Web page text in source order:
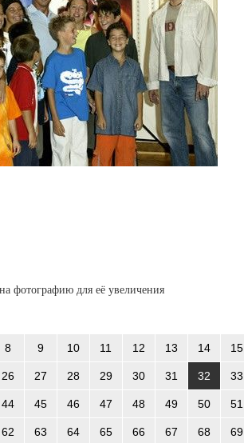
фотографию для её увеличения
8 9 10 11 12 13 14 15
26 27 28 29 30 31 32 33
44 45 46 47 48 49 50 51
62 63 64 65 66 67 68 69